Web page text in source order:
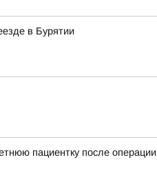
в Бурятии
пациентку после операции